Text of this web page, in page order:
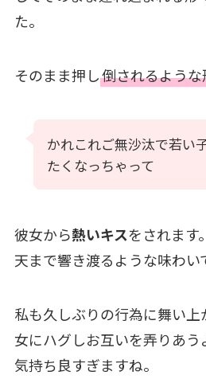
た。
そのまま押し倒されるよう
かれこれご無沙汰で若い
たくなっちゃって
彼女から熱いキスをされます
天まで響き渡るような味わい
私も久しぶりの行為に舞い
女にハグしお互いを弄りあ
気持ち良すぎますね。